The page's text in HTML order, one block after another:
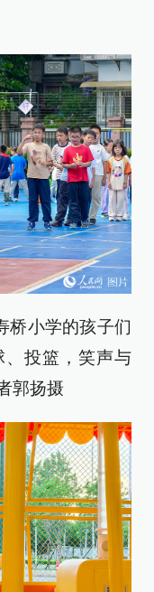
桥小学的孩子们
、投篮，笑声与
郭扬摄